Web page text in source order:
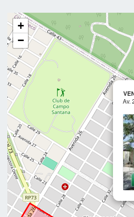
Av.
+
−